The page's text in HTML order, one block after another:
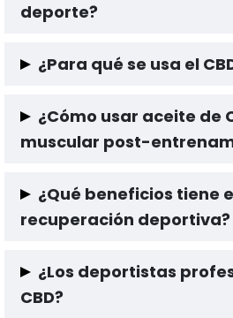
deporte?
relajación en todo el cuerpo.
aunque también se puede utilizar
pero su efecto puede diluirse un poco.
¿Para qué se usa el
entrenamientos para ayudar a
mejorar el descanso nocturno o
¿Cómo usar aceite de
muscular post-
superficie con molestias para alivio
gotas debajo de la lengua para un
¿Qué beneficios tiene
recuperación deportiva?
reducen el malestar muscular y la
mejor sueño para una recuperación
¿Los deportistas
CBD?